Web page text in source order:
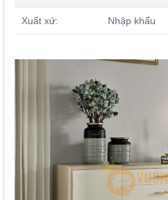
Xuất xứ: Nhập khẩu